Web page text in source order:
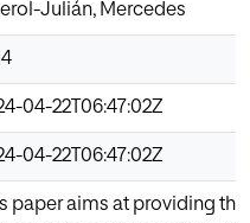
Julián, Mercedes
04-22T06:47:02Z
04-22T06:47:02Z
paper aims at providing